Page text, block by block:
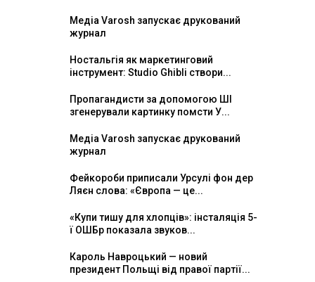
Медіа Varosh запускає друкований
журнал
Ностальгія як маркетинговий
інструмент: Studio Ghibli створи...
Пропагандисти за допомогою ШІ
згенерували картинку помсти У...
Медіа Varosh запускає друкований
журнал
Фейкороби приписали Урсулі фон дер
Ляєн слова: «Європа — це...
«Купи тишу для хлопців»: інсталяція 5-
ї ОШБр показала звуков...
Кароль Навроцький — новий
президент Польщі від правої партії...